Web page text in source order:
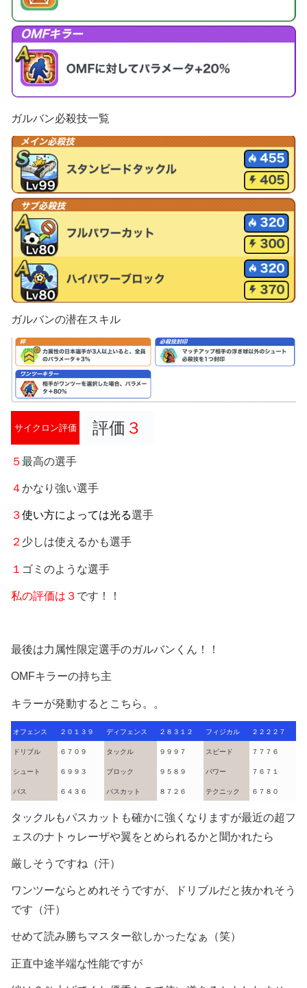
ガルバン必殺技一覧
ガルバンの潜在スキル
サイクロン評価 評価 ３
５ 最高の選手
４かなり強い選手
３使い方によっては光る選手
２ 少しは使えるかも選手
１ ゴミのような選手
私の評価は３ です！！
最後は力属性限定選手のガルバンくん！！
OMFキラーの持ち主
キラーが発動するとこちら。。
オフェンス ２０１３９ ディフェンス ２８３１２ フィジカル ２２２２７
ドリブル ６７０９ タックル ９９９７ スピード ７７７６
シュート ６９９３ ブロック ９５８９ パワー ７６７１
パス ６４３６ パスカット ８７２６ テクニック ６７８０
タックルもパスカットも確かに強くなりますが最近の超フ
ェスのナトゥレーザや翼をとめられるかと聞かれたら
厳しそうですね（汗）
ワンツーならとめれそうですが、ドリブルだと抜かれそう
です（汗）
せめて読み勝ちマスター欲しかったなぁ（笑）
正直中途半端な性能ですが